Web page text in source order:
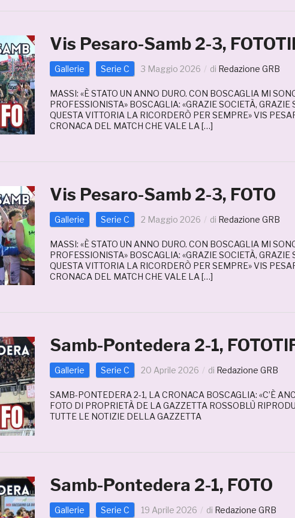
Vis Pesaro-Samb 2-3,
Gallerie Serie C 3 Maggio 2026 di Redazione GRB
MASSI: «È STATO UN ANNO DURO. CON BOSCAGLIA MI
PROFESSIONISTA» BOSCAGLIA: «GRAZIE SOCIETÀ, GRAZIE
QUESTA VITTORIA LA RICORDERÒ PER SEMPRE» VIS
CRONACA DEL MATCH CHE VALE LA […]
Vis Pesaro-Samb 2-3, FOTO
Gallerie Serie C 2 Maggio 2026 di Redazione GRB
MASSI: «È STATO UN ANNO DURO. CON BOSCAGLIA MI
PROFESSIONISTA» BOSCAGLIA: «GRAZIE SOCIETÀ, GRAZIE
QUESTA VITTORIA LA RICORDERÒ PER SEMPRE» VIS
CRONACA DEL MATCH CHE VALE LA […]
Samb-Pontedera 2-1,
Gallerie Serie C 20 Aprile 2026 di Redazione GRB
SAMB-PONTEDERA 2-1, LA CRONACA BOSCAGLIA: «C’È
FOTO DI PROPRIETÀ DE LA GAZZETTA ROSSOBLÙ
TUTTE LE NOTIZIE DELLA GAZZETTA
Samb-Pontedera 2-1, FOTO
Gallerie Serie C 19 Aprile 2026 di Redazione GRB